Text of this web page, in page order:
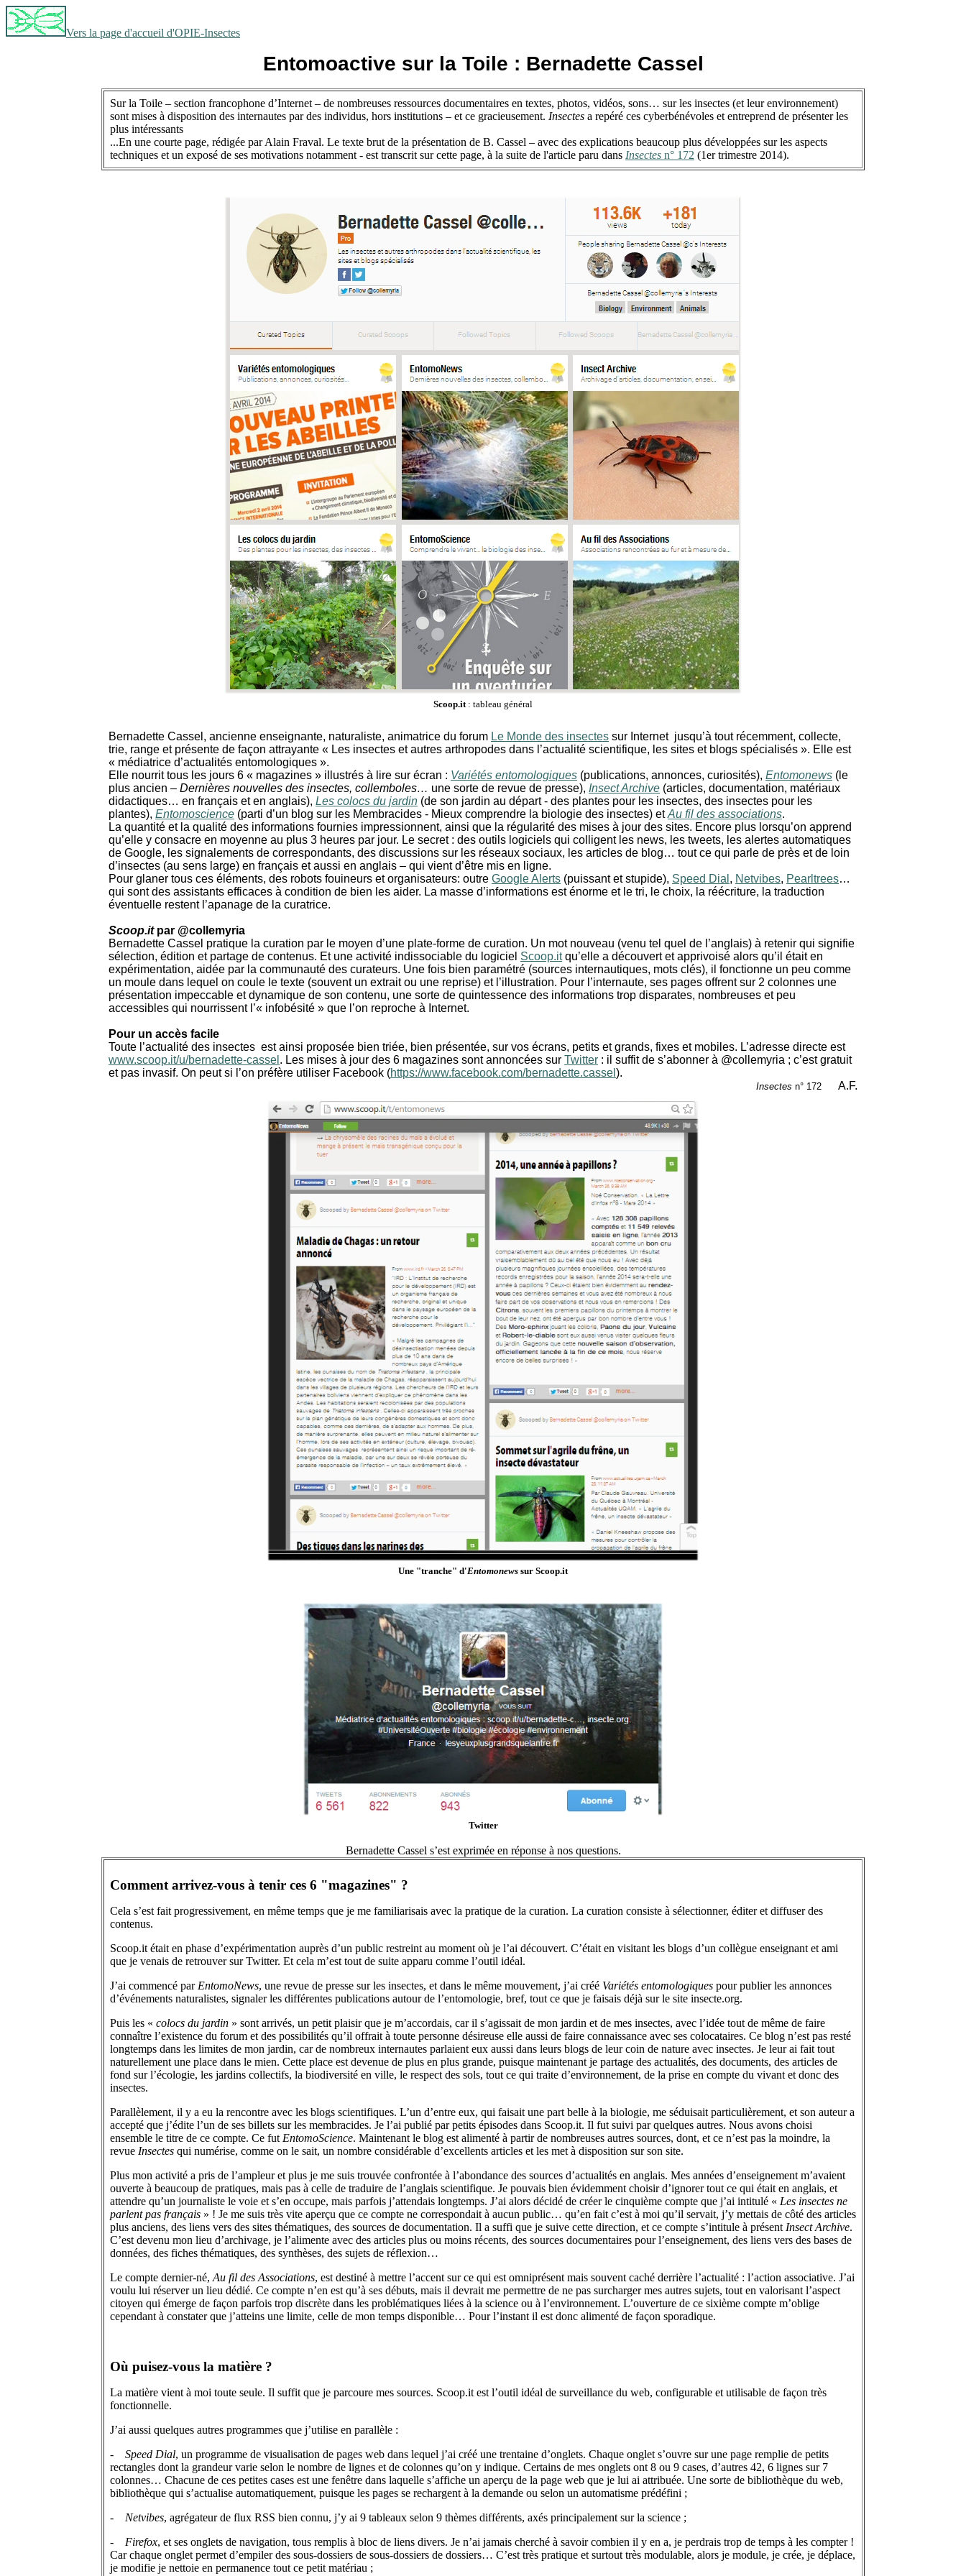
Vers la page d'accueil d'OPIE-Insectes
Entomoactive sur la Toile : Bernadette Cassel
Sur la Toile – section francophone d’Internet – de nombreuses ressources documentaires en textes, photos, vidéos, sons… sur les insectes (et leur environnement)
sont mises à disposition des internautes par des individus, hors institutions – et ce gracieusement. Insectes a repéré ces cyberbénévoles et entreprend de présenter les
plus intéressants
...En une courte page, rédigée par Alain Fraval. Le texte brut de la présentation de B. Cassel – avec des explications beaucoup plus développées sur les aspects
techniques et un exposé de ses motivations notamment - est transcrit sur cette page, à la suite de l'article paru dans Insectes n° 172 (1er trimestre 2014).
Scoop.it: tableau général
Bernadette Cassel, ancienne enseignante, naturaliste, animatrice du forum Le Monde des insectes sur Internet jusqu’à tout récemment, collecte,
trie, range et présente de façon attrayante « Les insectes et autres arthropodes dans l’actualité scientifique, les sites et blogs spécialisés ». Elle est
« médiatrice d’actualités entomologiques ».
Elle nourrit tous les jours 6 « magazines » illustrés à lire sur écran : Variétés entomologiques (publications, annonces, curiosités), Entomonews (le
plus ancien – Dernières nouvelles des insectes, collemboles… une sorte de revue de presse), Insect Archive (articles, documentation, matériaux
didactiques… en français et en anglais), Les colocs du jardin (de son jardin au départ - des plantes pour les insectes, des insectes pour les
plantes), Entomoscience (parti d’un blog sur les Membracides - Mieux comprendre la biologie des insectes) etAu fil des associations.
La quantité et la qualité des informations fournies impressionnent, ainsi que la régularité des mises à jour des sites. Encore plus lorsqu’on apprend
qu’elle y consacre en moyenne au plus 3 heures par jour. Le secret : des outils logiciels qui colligent les news, les tweets, les alertes automatiques
de Google, les signalements de correspondants, des discussions sur les réseaux sociaux, les articles de blog… tout ce qui parle de près et de loin
d’insectes (au sens large) en français et aussi en anglais – qui vient d’être mis en ligne.
Pour glaner tous ces éléments, des robots fouineurs et organisateurs: outre Google Alerts (puissant et stupide), Speed Dial , Netvibes, Pearltrees…
qui sont des assistants efficaces à condition de bien les aider. La masse d’informations est énorme et le tri, le choix, la réécriture, la traduction
éventuelle restent l’apanage de la curatrice.
Scoop.itpar @collemyria
Bernadette Cassel pratique la curation par le moyen d’une plate-forme de curation. Un mot nouveau (venu tel quel de l’anglais) à retenir qui signifie
sélection, édition et partage de contenus. Et une activité indissociable du logiciel Scoop.itqu’elle a découvert et apprivoisé alors qu’il était en
expérimentation, aidée par la communauté des curateurs. Une fois bien paramétré (sources internautiques, mots clés), il fonctionne un peu comme
un moule dans lequel on coule le texte (souvent un extrait ou une reprise) et l’illustration. Pour l’internaute, ses pages offrent sur 2 colonnes une
présentation impeccable et dynamique de son contenu, une sorte de quintessence des informations trop disparates, nombreuses et peu
accessibles qui nourrissent l’« infobésité » que l’on reproche à Internet.
Pour un accès facile
Toute l’actualité des insectes est ainsi proposée bien triée, bien présentée, sur vos écrans, petits et grands, fixes et mobiles. L’adresse directe est
www.scoop.it/u/bernadette-cassel . Les mises à jour des 6 magazines sont annoncées sur Twitter : il suffit de s’abonner à @collemyria ; c’est gratuit
et pas invasif. On peut si l’on préfère utiliser Facebook (https://www.facebook.com/bernadette.cassel ).
Insectes n° 172 A.F.
Une "tranche" d'Entomonews sur Scoop.it
Twitter
Bernadette Cassel s’est exprimée en réponse à nos questions.
Comment arrivez-vous à tenir ces 6 "magazines" ?
Cela s’est fait progressivement, en même temps que je me familiarisais avec la pratique de la curation. La curation consiste à sélectionner, éditer et diffuser des
contenus.
Scoop.it était en phase d’expérimentation auprès d’un public restreint au moment où je l’ai découvert. C’était en visitant les blogs d’un collègue enseignant et ami
que je venais de retrouver sur Twitter. Et cela m’est tout de suite apparu comme l’outil idéal.
J’ai commencé par EntomoNews, une revue de presse sur les insectes, et dans le même mouvement, j’ai créé Variétés entomologiques pour publier les annonces
d’événements naturalistes, signaler les différentes publications autour de l’entomologie, bref, tout ce que je faisais déjà sur le site insecte.org.
Puis les « colocs du jardin » sont arrivés, un petit plaisir que je m’accordais, car il s’agissait de mon jardin et de mes insectes, avec l’idée tout de même de faire
connaître l’existence du forum et des possibilités qu’il offrait à toute personne désireuse elle aussi de faire connaissance avec ses colocataires. Ce blog n’est pas resté
longtemps dans les limites de mon jardin, car de nombreux internautes parlaient eux aussi dans leurs blogs de leur coin de nature avec insectes. Je leur ai fait tout
naturellement une place dans le mien. Cette place est devenue de plus en plus grande, puisque maintenant je partage des actualités, des documents, des articles de
fond sur l’écologie, les jardins collectifs, la biodiversité en ville, le respect des sols, tout ce qui traite d’environnement, de la prise en compte du vivant et donc des
insectes.
Parallèlement, il y a eu la rencontre avec les blogs scientifiques. L’un d’entre eux, qui faisait une part belle à la biologie, me séduisait particulièrement, et son auteur a
accepté que j’édite l’un de ses billets sur les membracides. Je l’ai publié par petits épisodes dans Scoop.it. Il fut suivi par quelques autres. Nous avons choisi
ensemble le titre de ce compte. Ce fut EntomoScience. Maintenant le blog est alimenté à partir de nombreuses autres sources, dont, et ce n’est pas la moindre, la
revue Insectes qui numérise, comme on le sait, un nombre considérable d’excellents articles et les met à disposition sur son site.
Plus mon activité a pris de l’ampleur et plus je me suis trouvée confrontée à l’abondance des sources d’actualités en anglais. Mes années d’enseignement m’avaient
ouverte à beaucoup de pratiques, mais pas à celle de traduire de l’anglais scientifique. Je pouvais bien évidemment choisir d’ignorer tout ce qui était en anglais, et
attendre qu’un journaliste le voie et s’en occupe, mais parfois j’attendais longtemps. J’ai alors décidé de créer le cinquième compte que j’ai intitulé « Les insectes ne
parlent pas français » ! Je me suis très vite aperçu que ce compte ne correspondait à aucun public… qu’en fait c’est à moi qu’il servait, j’y mettais de côté des articles
plus anciens, des liens vers des sites thématiques, des sources de documentation. Il a suffi que je suive cette direction, et ce compte s’intitule à présent Insect Archive.
C’est devenu mon lieu d’archivage, je l’alimente avec des articles plus ou moins récents, des sources documentaires pour l’enseignement, des liens vers des bases de
données, des fiches thématiques, des synthèses, des sujets de réflexion…
Le compte dernier-né, Au fil des Associations, est destiné à mettre l’accent sur ce qui est omniprésent mais souvent caché derrière l’actualité : l’action associative. J’ai
voulu lui réserver un lieu dédié. Ce compte n’en est qu’à ses débuts, mais il devrait me permettre de ne pas surcharger mes autres sujets, tout en valorisant l’aspect
citoyen qui émerge de façon parfois trop discrète dans les problématiques liées à la science ou à l’environnement. L’ouverture de ce sixième compte m’oblige
cependant à constater que j’atteins une limite, celle de mon temps disponible… Pour l’instant il est donc alimenté de façon sporadique.
Où puisez-vous la matière ?
La matière vient à moi toute seule. Il suffit que je parcoure mes sources. Scoop.it est l’outil idéal de surveillance du web, configurable et utilisable de façon très
fonctionnelle.
J’ai aussi quelques autres programmes que j’utilise en parallèle :
- Speed Dial, un programme de visualisation de pages web dans lequel j’ai créé une trentaine d’onglets. Chaque onglet s’ouvre sur une page remplie de petits
rectangles dont la grandeur varie selon le nombre de lignes et de colonnes qu’on y indique. Certains de mes onglets ont 8 ou 9 cases, d’autres 42, 6 lignes sur 7
colonnes… Chacune de ces petites cases est une fenêtre dans laquelle s’affiche un aperçu de la page web que je lui ai attribuée. Une sorte de bibliothèque du web,
bibliothèque qui s’actualise automatiquement, puisque les pages se rechargent à la demande ou selon un automatisme prédéfini ;
- Netvibes, agrégateur de flux RSS bien connu, j’y ai 9 tableaux selon 9 thèmes différents, axés principalement sur la science ;
- Firefox, et ses onglets de navigation, tous remplis à bloc de liens divers. Je n’ai jamais cherché à savoir combien il y en a, je perdrais trop de temps à les compter !
Car chaque onglet permet d’empiler des sous-dossiers de sous-dossiers de dossiers… C’est très pratique et surtout très modulable, alors je module, je crée, je déplace,
je modifie je nettoie en permanence tout ce petit matériau ;